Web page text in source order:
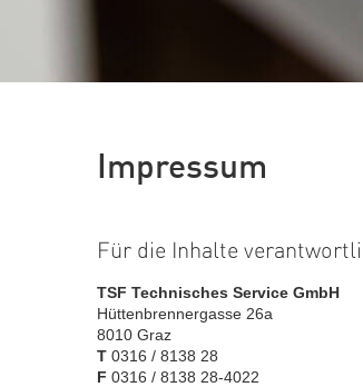
Impressum
Für die Inhalte
TSF Technisches Service GmbH
Hüttenbrennergasse 26a
8010 Graz
T 0316 / 8138 28
F 0316 / 8138 28-4022